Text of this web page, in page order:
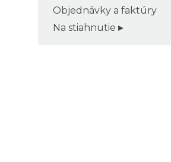
Objednávky a faktúry
Na stiahnutie